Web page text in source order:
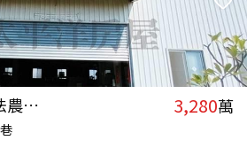
鹿港水五金專區合法農舍送廠房 3,280萬